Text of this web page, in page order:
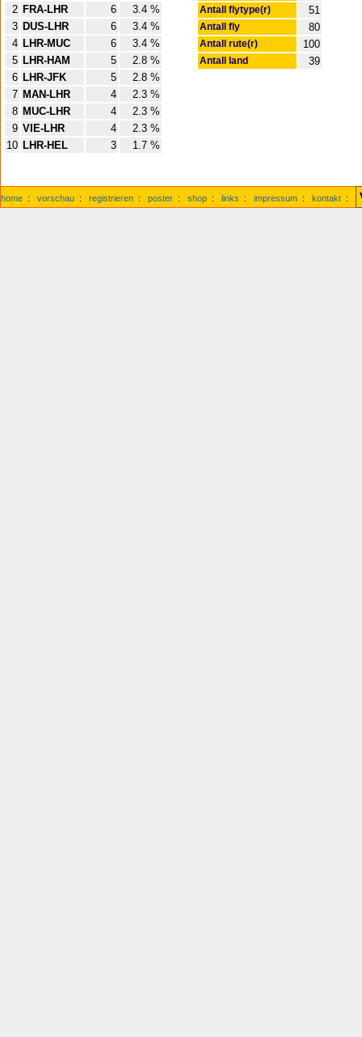
2 FRA-LHR 6
3.4 %
3 DUS-LHR 6
3.4 %
4 LHR-MUC 6
3.4 %
5 LHR-HAM 5
2.8 %
6 LHR-JFK 5
2.8 %
7 MAN-LHR 4
2.3 %
8 MUC-LHR 4
2.3 %
9 VIE-LHR 4
2.3 %
10 LHR-HEL 3 1.7 %
Antall flytype(r) 51
Antall fly 80
Antall rute(r) 100
Antall land 39
home : vorschau : registrieren : poster : shop : links : impressum : kontakt :